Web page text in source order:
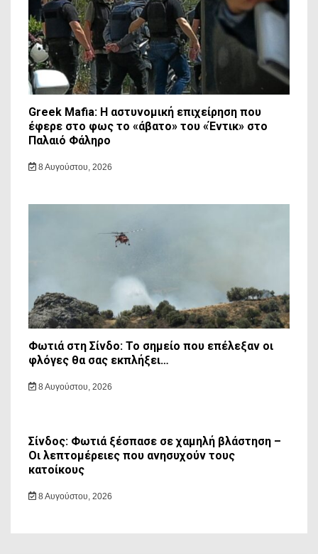
Greek Mafia: Η αστυνομική επιχείρηση που
έφερε στο φως το «άβατο» του «Έντικ» στο
Παλαιό Φάληρο
8 Αυγούστου, 2026
Φωτιά στη Σίνδο: Το σημείο που επέλεξαν οι
φλόγες θα σας εκπλήξει…
8 Αυγούστου, 2026
Σίνδος: Φωτιά ξέσπασε σε χαμηλή βλάστηση –
Οι λεπτομέρειες που ανησυχούν τους
κατοίκους
8 Αυγούστου, 2026